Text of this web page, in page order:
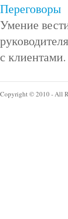
Переговоры
Умение
с
Copyright © 2010 - All